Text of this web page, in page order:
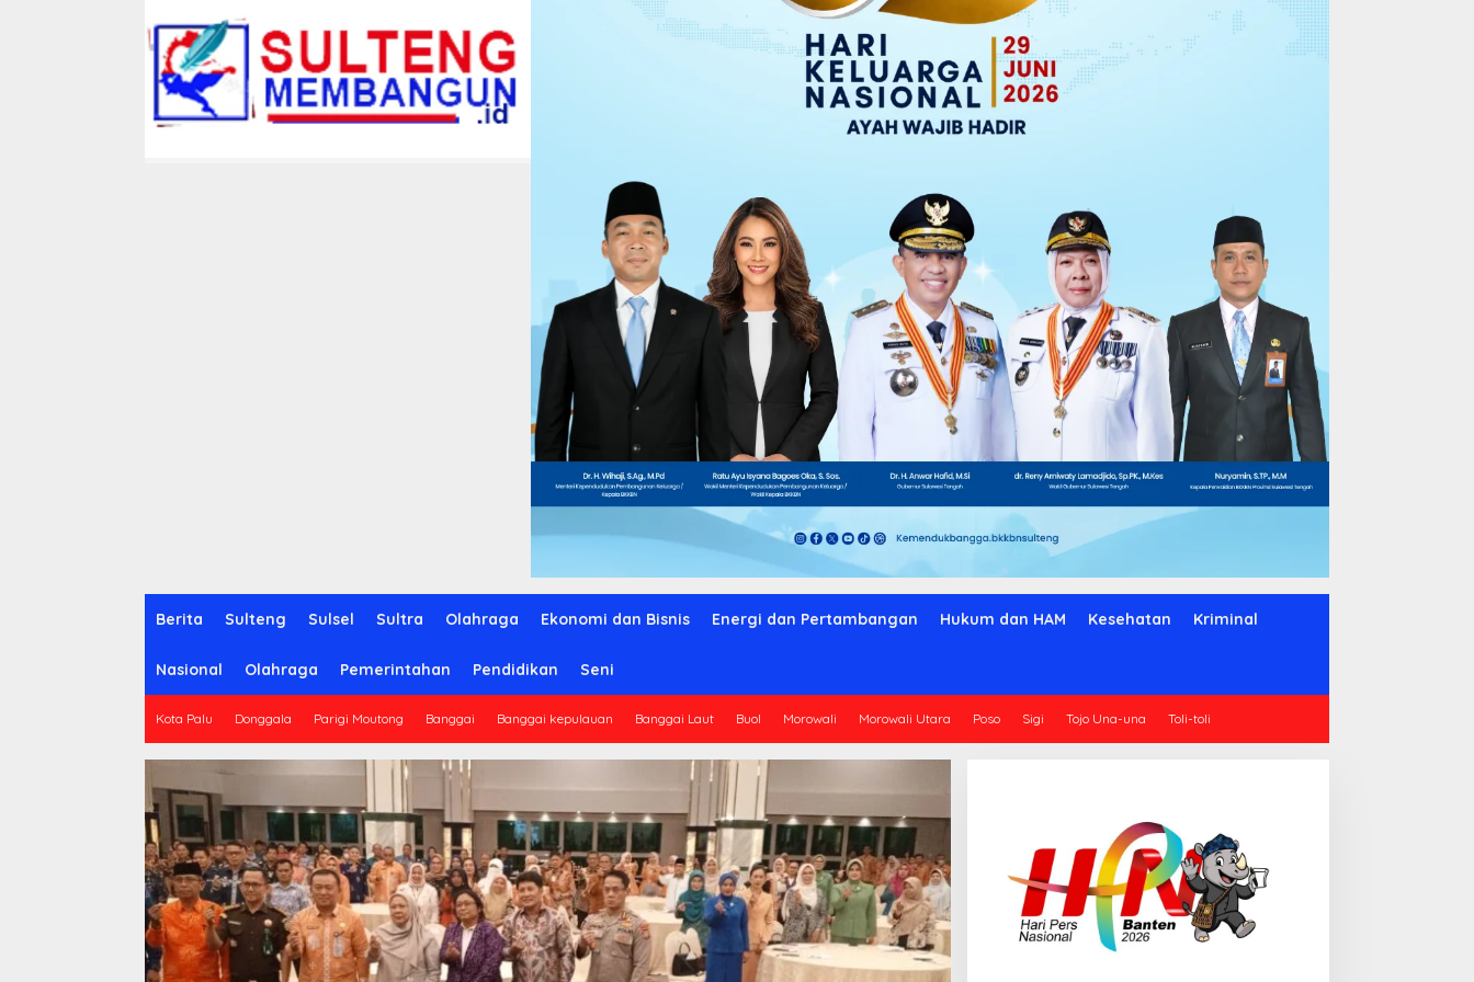
Berita Sulteng Sulsel Sultra Olahraga Ekonomi dan Bisnis Energi dan Pertambangan Hukum dan HAM Kesehatan Kriminal
Nasional Olahraga Pemerintahan Pendidikan Seni
Kota Palu Donggala Parigi Moutong Banggai Banggai kepulauan Banggai Laut Buol Morowali Morowali Utara Poso Sigi Tojo Una-una Toli-toli